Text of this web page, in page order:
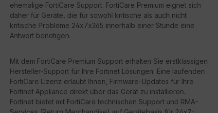
ehemalige FortiCare Support. FortiCare Premium eignet sich
daher für Geräte, die für sowohl kritische als auch nicht
kritische Probleme 24x7x365 innerhalb einer Stunde eine
Antwort benötigen.
Mit dem FortiCare Premium Support erhalten Sie erstklassigen
Hersteller-Support für Ihre Fortinet Lösungen. Eine laufenden
FortiCare Lizenz erlaubt Ihnen, Firmware-Updates für Ihre
Fortinet Appliance direkt über das Gerät zu installieren.
Fortinet bietet mit FortiCare technischen Support und RMA-